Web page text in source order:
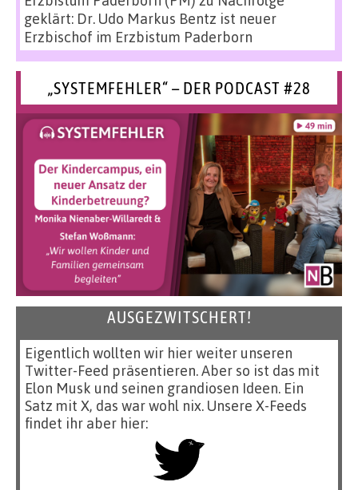
geklärt: Dr. Udo Markus Bentz ist neuer
Erzbischof im Erzbistum Paderborn
„SYSTEMFEHLER“ – DER PODCAST #28
AUSGEZWITSCHERT!
Eigentlich wollten wir hier weiter unseren
Twitter-Feed präsentieren. Aber so ist das mit
Elon Musk und seinen grandiosen Ideen. Ein
Satz mit X, das war wohl nix. Unsere X-Feeds
findet ihr aber hier: